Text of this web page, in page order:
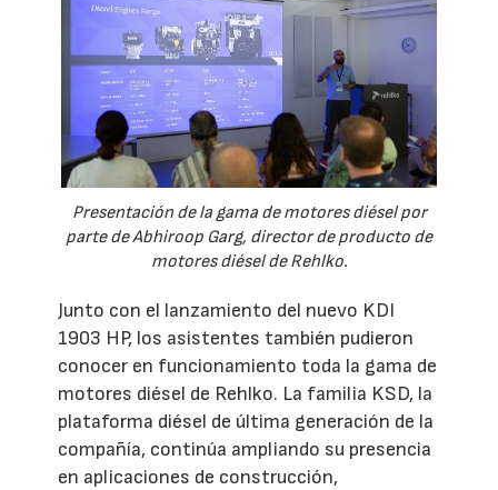
Presentación de la gama de motores diésel por
parte de Abhiroop Garg, director de producto de
motores diésel de Rehlko.
Junto con el lanzamiento del nuevo KDI
1903 HP, los asistentes también pudieron
conocer en funcionamiento toda la gama de
motores diésel de Rehlko. La familia KSD, la
plataforma diésel de última generación de la
compañía, continúa ampliando su presencia
en aplicaciones de construcción,